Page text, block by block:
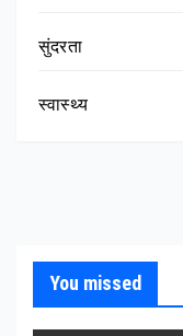
सुंदरता
स्वास्थ्य
You missed